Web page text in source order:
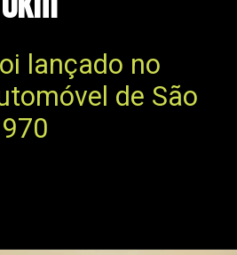
lançado no
de São